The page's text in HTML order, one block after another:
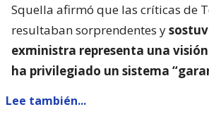
Squella afirmó que las críticas de
resultaban sorprendentes y
exministra representa una
ha privilegiado un sistema
Lee también...